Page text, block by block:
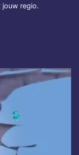
jouw regio.